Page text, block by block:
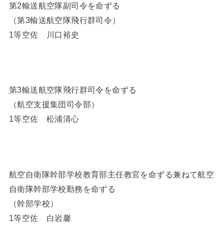
第2輸送航空隊副司令を命ずる
（第3輸送航空隊飛行群司令）
1等空佐 川口裕史
第3輸送航空隊飛行群司令を命ずる
（航空支援集団司令部）
1等空佐 松浦清心
航空自衛隊幹部学校教育部主任教官を命ずる兼ねて航空
自衛隊幹部学校勤務を命ずる
（幹部学校）
1等空佐 白岩馨